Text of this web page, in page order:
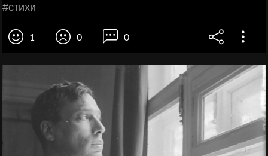
#cтихи
1 0 0